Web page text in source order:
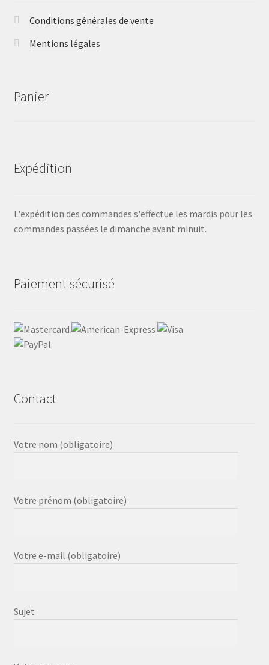
Conditions générales de vente
Mentions légales
Panier
Expédition
L'expédition des commandes s'effectue les mardis pour les
commandes passées le dimanche avant minuit.
Paiement sécurisé
Contact
Votre nom (obligatoire)
Votre prénom (obligatoire)
Votre e-mail (obligatoire)
Sujet